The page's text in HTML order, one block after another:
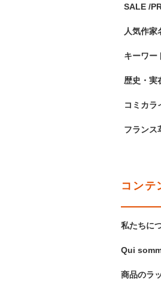
SALE /
人気作家
キーワー
歴史・実
コミカラ
フランス
コンテ
私たちに
Qui
商品のラ